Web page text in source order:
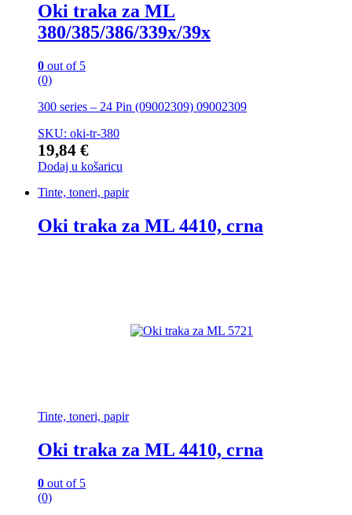
Oki traka za ML
380/385/386/339x/39x
0 out of 5
(0)
300 series – 24 Pin (09002309) 09002309
SKU: oki-tr-380
19,84 €
Dodaj u košaricu
Tinte, toneri, papir
Oki traka za ML 4410, crna
Tinte, toneri, papir
Oki traka za ML 4410, crna
0 out of 5
(0)